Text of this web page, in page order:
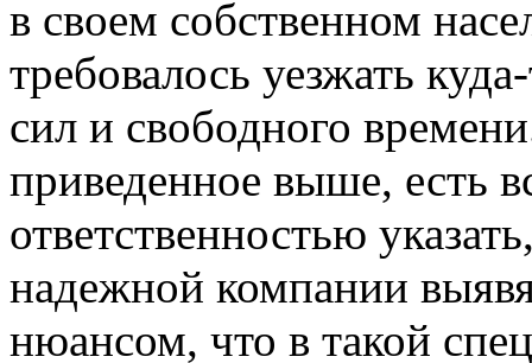
в своем собственном
требовалось уезжать
сил и свободного
приведенное выше, есть
ответственностью
надежной компании
нюансом, что в такой